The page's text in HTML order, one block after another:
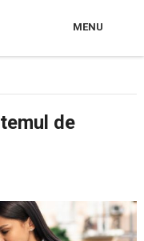
MENU
de